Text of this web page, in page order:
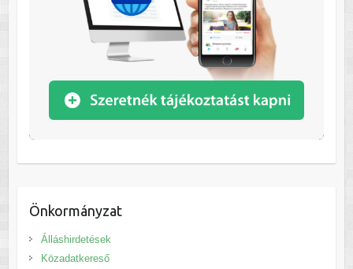
Önkormányzat
Álláshirdetések
Közadatkereső